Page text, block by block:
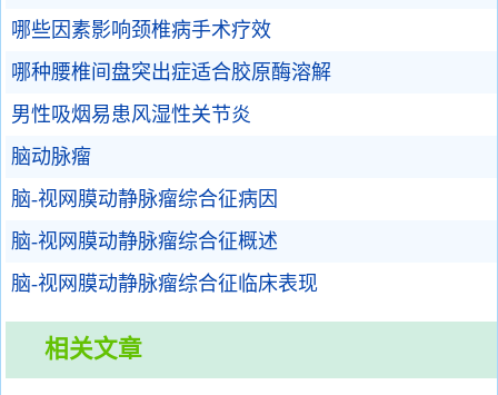
哪些因素影响颈椎病手术疗效
哪种腰椎间盘突出症适合胶原酶溶解
男性吸烟易患风湿性关节炎
脑动脉瘤
脑-视网膜动静脉瘤综合征病因
脑-视网膜动静脉瘤综合征概述
脑-视网膜动静脉瘤综合征临床表现
相关文章